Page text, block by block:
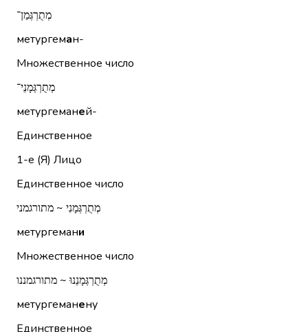
מְתֻרְגְּמַן־
метургеман-
Множественное число
מְתֻרְגְּמָנֵי־
метургеманей-
Единственное
1-е (Я) Лицо
Единственное число
מְתֻרְגְּמָנִי ~ מתורגמני
метургемани
Множественное число
מְתֻרְגְּמָנֵנוּ ~ מתורגמננו
метургеманену
Единственное